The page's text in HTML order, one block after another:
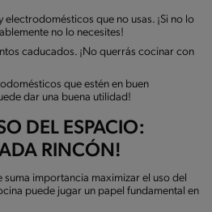
electrodomésticos que no usas. ¡Si no lo
no lo necesites!
caducados. ¡No querrás cocinar con
que estén en buen
dar una buena utilidad!
DEL ESPACIO:
RINCÓN!
suma importancia maximizar el uso del
puede jugar un papel fundamental en